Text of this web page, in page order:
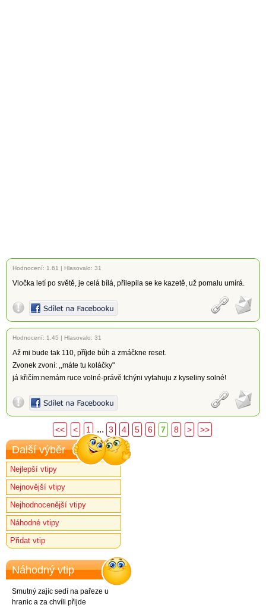
Hodnocení: 1.61 | Hlasovalo: 31
Vločka letí po světě, je celá bílá, přilepila se ke kazetě, už pomalu umírá.
Hodnocení: 1.45 | Hlasovalo: 31
Až mi bude tak 110, příjde bůh a zmáčkne reset.
Zvonek zvoní: ,,máte tu koláčky"
já křičím:nemám ruce volné-právě tchýni vytahuju z kyseliny solné!
<< < 1 ... 3 4 5 6 7 8 > >>
Další výběr
Nejlepší vtipy
Nejnovější vtipy
Nejhodnocenější vtipy
Náhodné vtipy
Přidat vtip
Náhodný vtip
Smutný zajíc sedí na pařeze u
hranic a za chvíli přijde